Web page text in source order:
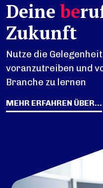
Deinebe
Zukunft
Nutze die
voranzutreiben und
Branche zu lernen
MEHR ERFAHREN ÜBER...